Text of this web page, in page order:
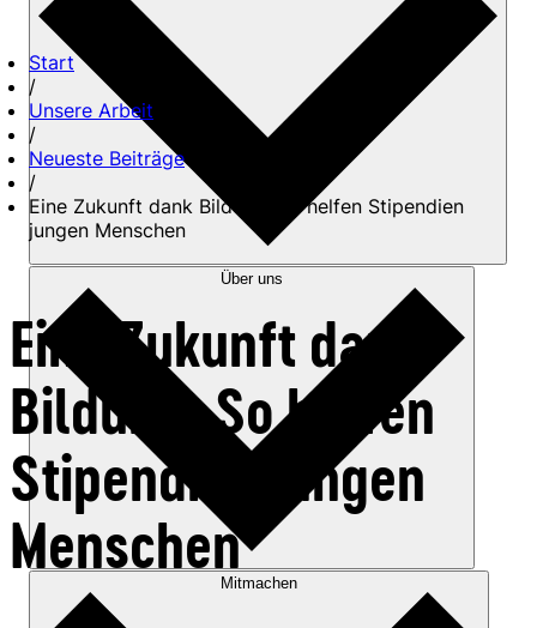
Über uns
Mitmachen
Start
/
Unsere Arbeit
/
Neueste Beiträge
/
Eine Zukunft dank Bildung: So helfen Stipendien
jungen Menschen
Eine Zukunft dank
Bildung: So helfen
Stipendien jungen
Menschen